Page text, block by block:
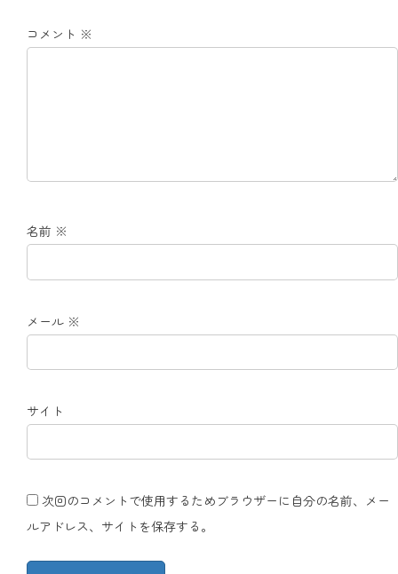
コメント ※
名前 ※
メール ※
サイト
次回のコメントで使用するためブラウザーに自分の名前、メー
ルアドレス、サイトを保存する。